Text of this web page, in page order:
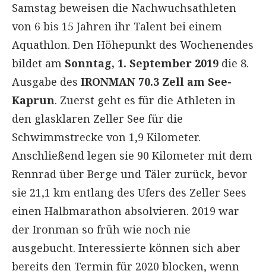
Samstag beweisen die Nachwuchsathleten
von 6 bis 15 Jahren ihr Talent bei einem
Aquathlon. Den Höhepunkt des Wochenendes
bildet am Sonntag, 1. September 2019 die 8.
Ausgabe des IRONMAN 70.3 Zell am See-
Kaprun. Zuerst geht es für die Athleten in
den glasklaren Zeller See für die
Schwimmstrecke von 1,9 Kilometer.
Anschließend legen sie 90 Kilometer mit dem
Rennrad über Berge und Täler zurück, bevor
sie 21,1 km entlang des Ufers des Zeller Sees
einen Halbmarathon absolvieren. 2019 war
der Ironman so früh wie noch nie
ausgebucht. Interessierte können sich aber
bereits den Termin für 2020 blocken, wenn